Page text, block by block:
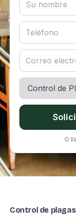
O
Control de